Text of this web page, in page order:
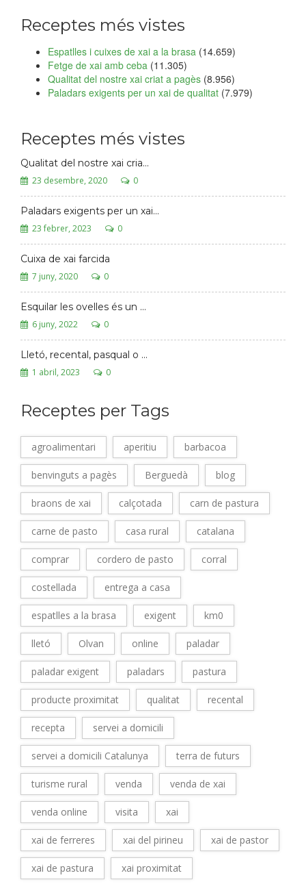
Receptes més vistes
Espatlles i cuixes de xai a la brasa (14.659)
Fetge de xai amb ceba (11.305)
Qualitat del nostre xai criat a pagès (8.956)
Paladars exigents per un xai de qualitat (7.979)
Receptes més vistes
Qualitat del nostre xai cria...
23 desembre, 2020 0
Paladars exigents per un xai...
23 febrer, 2023 0
Cuixa de xai farcida
7 juny, 2020 0
Esquilar les ovelles és un ...
6 juny, 2022 0
Lletó, recental, pasqual o ...
1 abril, 2023 0
Receptes per Tags
agroalimentari aperitiu barbacoa
benvinguts a pagès Berguedà blog
braons de xai calçotada carn de pastura
carne de pasto casa rural catalana
comprar cordero de pasto corral
costellada entrega a casa
espatlles a la brasa exigent km0
lletó Olvan online paladar
paladar exigent paladars pastura
producte proximitat qualitat recental
recepta servei a domicili
servei a domicili Catalunya terra de futurs
turisme rural venda venda de xai
venda online visita xai
xai de ferreres xai del pirineu xai de pastor
xai de pastura xai proximitat